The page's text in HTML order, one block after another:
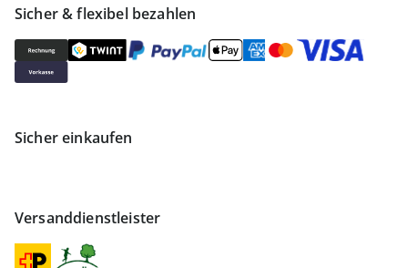
Sicher & flexibel bezahlen
Sicher einkaufen
Versanddienstleister